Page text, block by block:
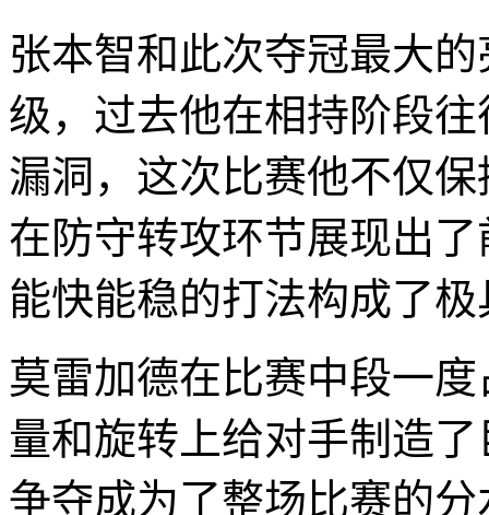
张本智和此次夺冠最大
级，过去他在相持阶段
漏洞，这次比赛他不仅
在防守转攻环节展现出
能快能稳的打法构成了
莫雷加德在比赛中段一
量和旋转上给对手制造
争夺成为了整场比赛的